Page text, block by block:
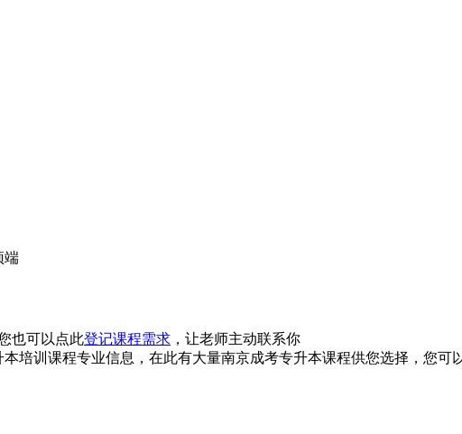
端
也可以点此登记课程需求 ，让老师主动联系你
培训课程专业信息，在此有大量南京成考专升本课程供您选择，您可